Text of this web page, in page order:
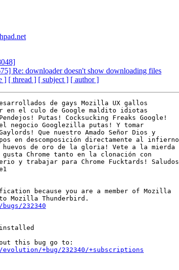
Re: downloader doesn't show downloading files
] [ thread ] [ subject ] [ author ]
de gays Mozilla UX gallos
en el culo de Google maldito idiotas
Putas! Cocksucking Freaks Google!
negocio Googlezilla putas! Y tomar
Que nuestro Amado Señor Dios y
en descomposición directamente al infierno
huevos de oro de la gloria! Vete a la mierda
Chrome tanto en la clonación con
y trabajar para Chrome Fucktards! Saludos
because you are a member of Mozilla
232340
+bug/232340/+subscriptions